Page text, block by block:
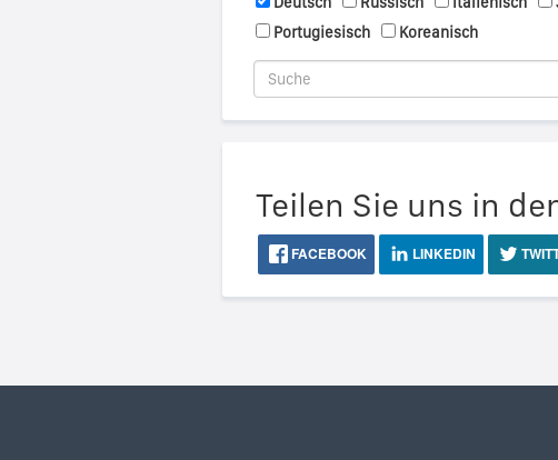
Portugiesisch
Koreanisch
Teilen Sie uns in
FACEBOOK LINKEDIN